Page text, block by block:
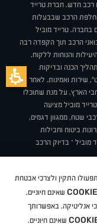
רכב חדש. חברת טרייד
החלפת הרכב שבבעלות
בחברה. טרייד מוביל
הרכב תוך הקפדה רבה
והנוחות ללקוח.
הכנה ובדיקות
שירות ואמינות. לאחר
הארץ, על מנת שתוכלו
מוביל מציעה
שטח, ממגוון דגמים,
ביטוח וחבילות
– בדיוק הרכב
עובד? דרושים
טויוטהדאצ'יהפולקסווגןטסלה
תפעולו התקין ולצרכי אבטחת
שאינם חיוניים,
אנליטיקה. באפשרותך
שאינם חיוניים.